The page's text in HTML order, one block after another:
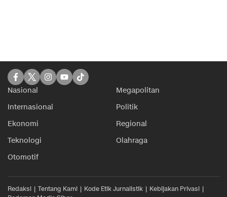
Nasional
Megapolitan
Internasional
Politik
Ekonomi
Regional
Teknologi
Olahraga
Otomotif
Redaksi Tentang Kami Kode Etik Jurnalistik
Kebijakan Privasi